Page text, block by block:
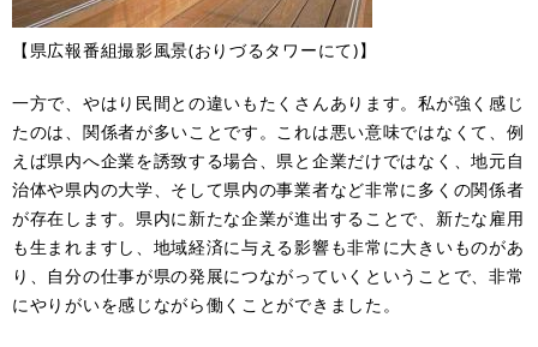
​【県広報番組撮影風景(おりづるタワーにて)】
一方で、やはり民間との違いもたくさんあります。私が強く感じ
たのは、関係者が多いことです。これは悪い意味ではなくて、例
えば県内へ企業を誘致する場合、県と企業だけではなく、地元自
治体や県内の大学、そして県内の事業者など非常に多くの関係者
が存在します。県内に新たな企業が進出することで、新たな雇用
も生まれますし、地域経済に与える影響も非常に大きいものがあ
り、自分の仕事が県の発展につながっていくということで、非常
にやりがいを感じながら働くことができました。